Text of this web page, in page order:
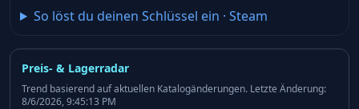
Preis- & Lagerradar
Trend basierend auf aktuellen Katalogänderungen. Letzte Änderung:
8/6/2026, 9:45:13 PM
So löst du deinen Schlüssel ein · Steam